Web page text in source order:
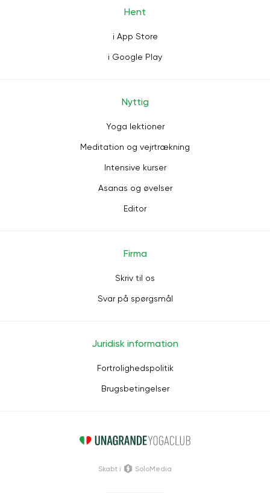
Hent
i App Store
i Google Play
Nyttig
Yoga lektioner
Meditation og vejrtrækning
Intensive kurser
Asanas og øvelser
Editor
Firma
Skriv til os
Svar på spørgsmål
Juridisk information
Fortrolighedspolitik
Brugsbetingelser
Skabt i SoloMedia